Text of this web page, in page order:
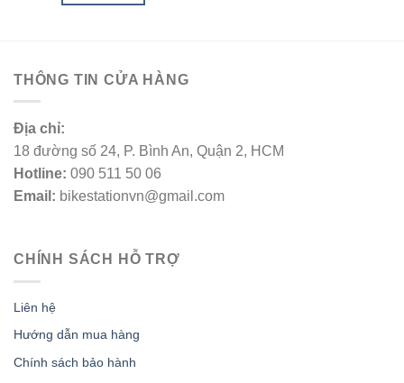
THÔNG TIN CỬA HÀNG
Địa chỉ:
18 đường số 24, P. Bình An, Quận 2, HCM
Hotline: 090 511 50 06
Email: bikestationvn@gmail.com
CHÍNH SÁCH HỖ TRỢ
Liên hệ
Hướng dẫn mua hàng
Chính sách bảo hành